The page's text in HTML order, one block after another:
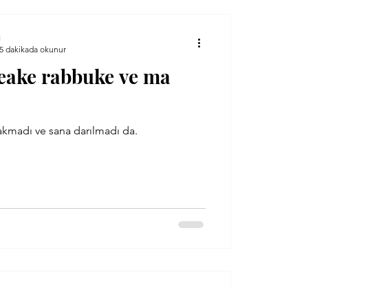
rabbuke ve ma
ve sana darılmadı da.
5 dakikada okunur